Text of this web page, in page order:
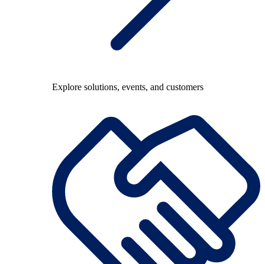
Explore solutions, events, and customers